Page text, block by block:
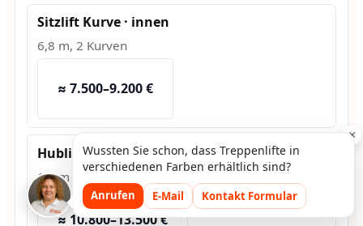
Sitzlift Kurve · innen
6,8 m, 2 Kurven
≈ 7.500–9.200 €
Hublift · außen
1,2 m Hub, Fundament
≈ 10.800–13.500 €
×
Wussten Sie schon, dass Treppenlifte in
verschiedenen Farben erhältlich sind?
Anrufen E-Mail Kontakt Formular